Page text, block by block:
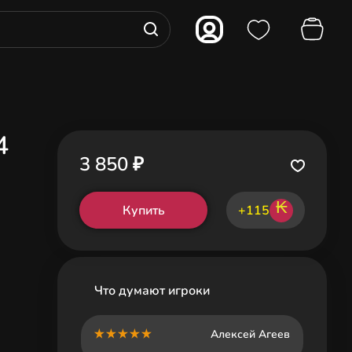
3 850 ₽
Купить +115 ₭
Что думают игроки
Алексей Агеев